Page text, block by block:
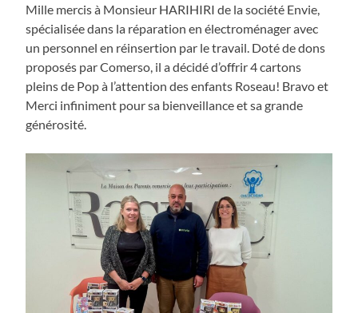
Mille mercis à Monsieur HARIHIRI de la société Envie,
spécialisée dans la réparation en électroménager avec
un personnel en réinsertion par le travail. Doté de dons
proposés par Comerso, il a décidé d’offrir 4 cartons
pleins de Pop à l’attention des enfants Roseau! Bravo et
Merci infiniment pour sa bienveillance et sa grande
générosité.